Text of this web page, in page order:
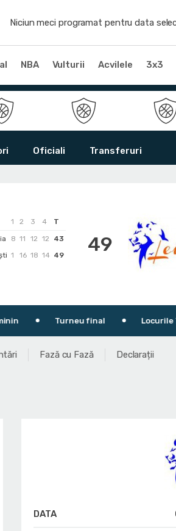
Niciun meci programat pentru data
NBA Vulturii Acvilele 3x3
Oficiali Transferuri
1 2 3 4
T
8 11 12 12
43
1 16 18 14 49 49
final Locurile 7-8
Fază cu Fază Declarații
DATA